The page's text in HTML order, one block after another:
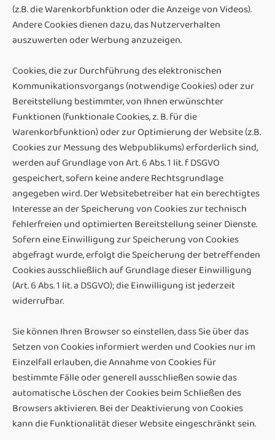
(z.B. die Warenkorbfunktion oder die Anzeige von Videos).
Andere Cookies dienen dazu, das Nutzerverhalten
auszuwerten oder Werbung anzuzeigen.
Cookies, die zur Durchführung des elektronischen
Kommunikationsvorgangs (notwendige Cookies) oder zur
Bereitstellung bestimmter, von Ihnen erwünschter
Funktionen (funktionale Cookies, z. B. für die
Warenkorbfunktion) oder zur Optimierung der Website (z.B.
Cookies zur Messung des Webpublikums) erforderlich sind,
werden auf Grundlage von Art. 6 Abs. 1 lit. f DSGVO
gespeichert, sofern keine andere Rechtsgrundlage
angegeben wird. Der Websitebetreiber hat ein berechtigtes
Interesse an der Speicherung von Cookies zur technisch
fehlerfreien und optimierten Bereitstellung seiner Dienste.
Sofern eine Einwilligung zur Speicherung von Cookies
abgefragt wurde, erfolgt die Speicherung der betreffenden
Cookies ausschließlich auf Grundlage dieser Einwilligung
(Art. 6 Abs. 1 lit. a DSGVO); die Einwilligung ist jederzeit
widerrufbar.
Sie können Ihren Browser so einstellen, dass Sie über das
Setzen von Cookies informiert werden und Cookies nur im
Einzelfall erlauben, die Annahme von Cookies für
bestimmte Fälle oder generell ausschließen sowie das
automatische Löschen der Cookies beim Schließen des
Browsers aktivieren. Bei der Deaktivierung von Cookies
kann die Funktionalität dieser Website eingeschränkt sein.